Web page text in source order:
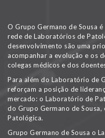
O Grupo Germano de Sousa
rede de Laboratórios de
desenvolvimento são uma
acompanhar a evolução e os
colegas médicos e dos
Para além do Laboratório de
reforçam a posição de
mercado: o Laboratório de
do Grupo Germano de
Patológica.
Grupo Germano de Sousa o